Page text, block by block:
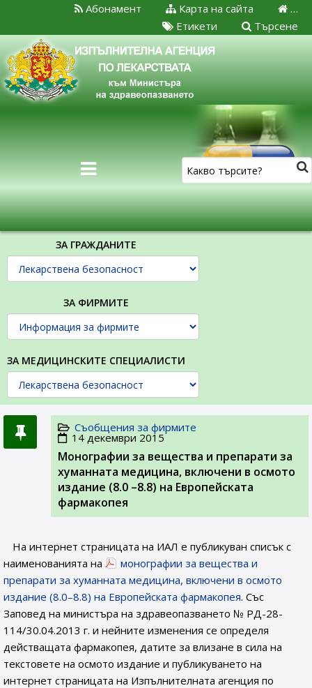
…
Карта на сайта
Абонамент
Търсене
Етикети
ЗА ГРАЖДАНИТЕ
ЗА ФИРМИТЕ
ЗА МЕДИЦИНСКИТЕ СПЕЦИАЛИСТИ
Съобщения за фирмите
14 декември 2015
Монографии за вещества и препарати за
хуманната медицина, включени в осмото
издание (8.0 –8.8) на Европейската
фармакопея
На интернет страницата на ИАЛ e публикуван списък с
наименованията на
монографии за вещества и
препарати за хуманната медицина, включени в осмото
издание (8.0–8.8) на Европейската фармакопея. Със
Заповед на министъра на здравеопазването № РД-28-
114/30.04.2013 г. и нейните изменения се определя
действащата фармакопея, датите за влизане в сила на
текстовете на осмото издание и публикуването на
интернет страницата на Изпълнителната агенция по